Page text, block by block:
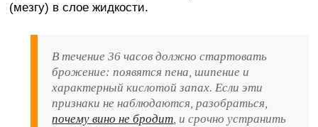
(мезгу) в слое жидкости.
В течение 36 часов должно стартовать
брожение: появятся пена, шипение и
характерный кислотой запах. Если эти
признаки не наблюдаются, разобраться,
почему вино не бродит, и срочно устранить